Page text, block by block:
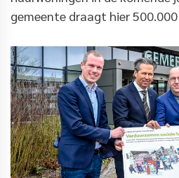
gemeente draagt hier